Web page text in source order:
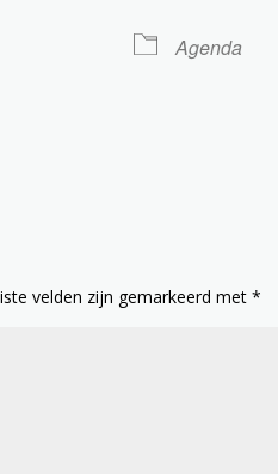
Agenda
velden zijn gemarkeerd met*